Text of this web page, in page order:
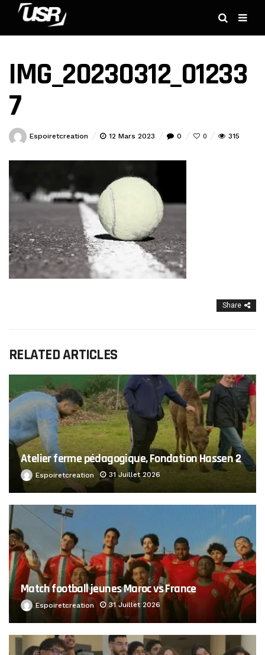
IMG_20230312_01233
7
Espoiretcreation 12 Mars 2023 0 0 315
Share
RELATED ARTICLES
Atelier ferme pédagogique, Fondation Hassen 2
Espoiretcreation 31 Juillet 2026
Match football jeunes Maroc vs France
Espoiretcreation 31 Juillet 2026